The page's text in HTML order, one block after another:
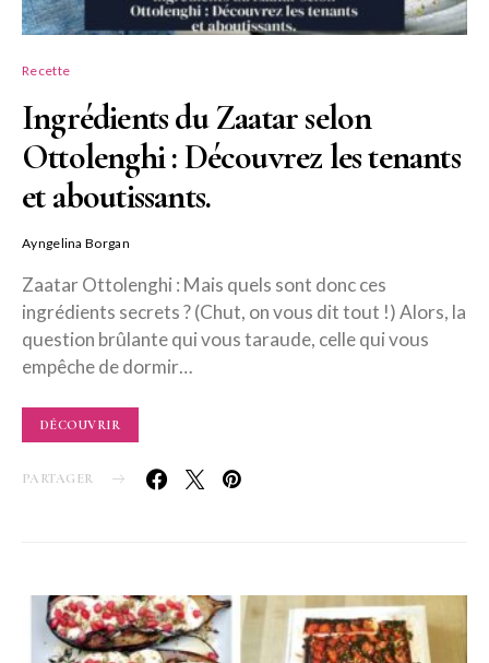
Recette
Ingrédients du Zaatar selon
Ottolenghi : Découvrez les tenants
et aboutissants.
Ayngelina Borgan
Zaatar Ottolenghi : Mais quels sont donc ces
ingrédients secrets ? (Chut, on vous dit tout !) Alors, la
question brûlante qui vous taraude, celle qui vous
empêche de dormir…
DÉCOUVRIR
PARTAGER